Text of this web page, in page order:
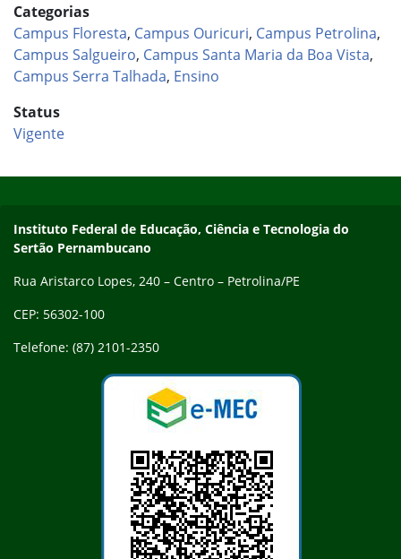
Categorias
Campus Floresta, Campus Ouricuri, Campus Petrolina,
Campus Salgueiro, Campus Santa Maria da Boa Vista,
Campus Serra Talhada, Ensino
Status
Vigente
Endereço
Instituto Federal de Educação, Ciência e Tecnologia do
Sertão Pernambucano
Rua Aristarco Lopes, 240 – Centro – Petrolina/PE
CEP: 56302-100
Telefone: (87) 2101-2350